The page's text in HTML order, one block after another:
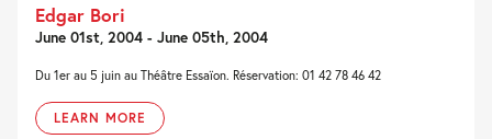
Edgar Bori
June 01st, 2004 - June 05th, 2004
Du 1er au 5 juin au Théâtre Essaïon. Réservation: 01 42 78 46 42
LEARN MORE